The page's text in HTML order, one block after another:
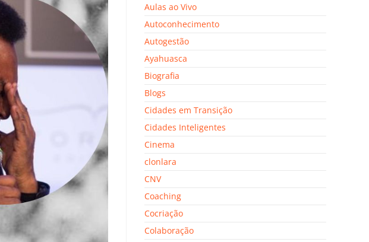
Aulas ao Vivo
Autoconhecimento
Autogestão
Ayahuasca
Biografia
Blogs
Cidades em Transição
Cidades Inteligentes
Cinema
clonlara
CNV
Coaching
Cocriação
Colaboração